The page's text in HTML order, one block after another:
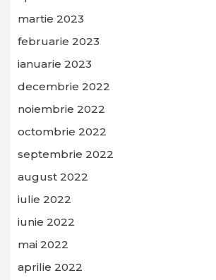
martie 2023
februarie 2023
ianuarie 2023
decembrie 2022
noiembrie 2022
octombrie 2022
septembrie 2022
august 2022
iulie 2022
iunie 2022
mai 2022
aprilie 2022